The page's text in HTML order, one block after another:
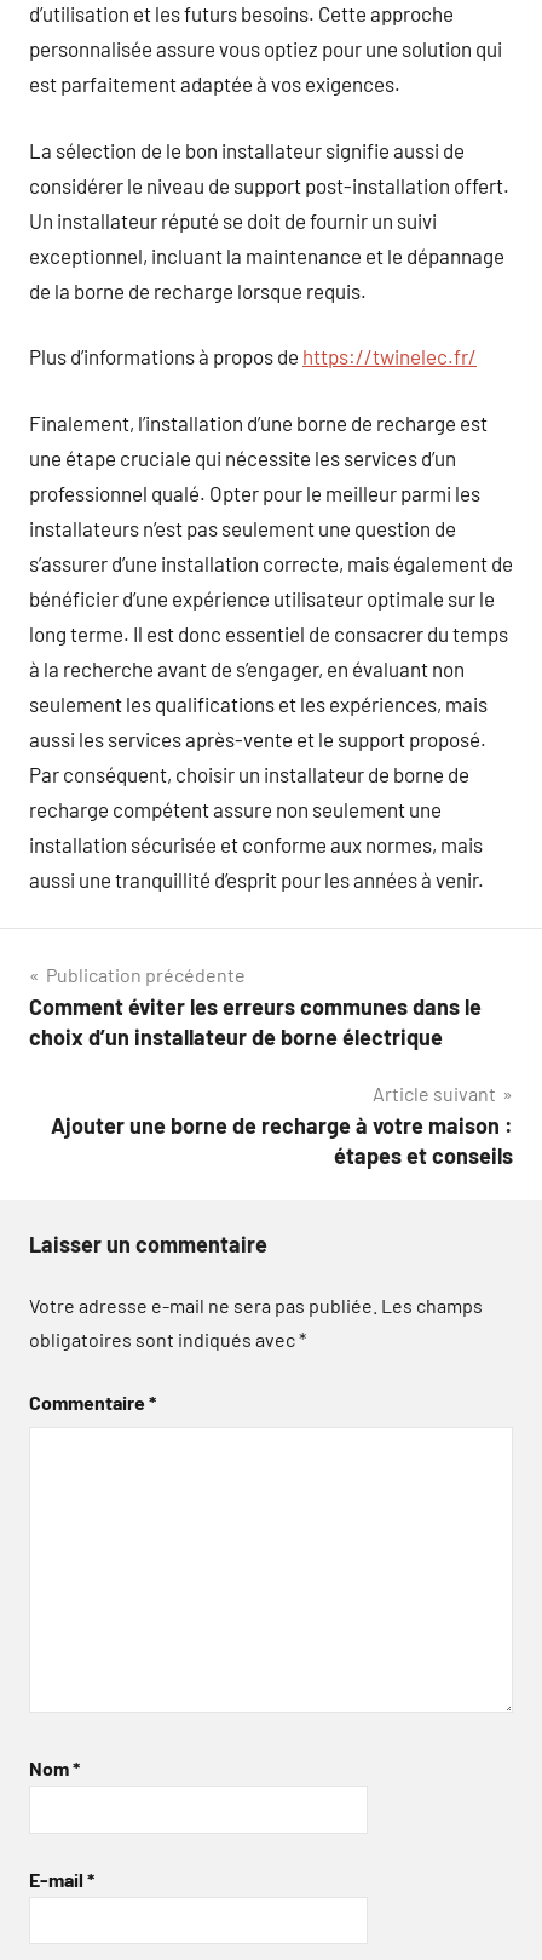
d’utilisation et les futurs besoins. Cette approche
personnalisée assure vous optiez pour une solution qui
est parfaitement adaptée à vos exigences.
La sélection de le bon installateur signifie aussi de
considérer le niveau de support post-installation offert.
Un installateur réputé se doit de fournir un suivi
exceptionnel, incluant la maintenance et le dépannage
de la borne de recharge lorsque requis.
Plus d’informations à propos de https://twinelec.fr/
Finalement, l’installation d’une borne de recharge est
une étape cruciale qui nécessite les services d’un
professionnel qualé. Opter pour le meilleur parmi les
installateurs n’est pas seulement une question de
s’assurer d’une installation correcte, mais également de
bénéficier d’une expérience utilisateur optimale sur le
long terme. Il est donc essentiel de consacrer du temps
à la recherche avant de s’engager, en évaluant non
seulement les qualifications et les expériences, mais
aussi les services après-vente et le support proposé.
Par conséquent, choisir un installateur de borne de
recharge compétent assure non seulement une
installation sécurisée et conforme aux normes, mais
aussi une tranquillité d’esprit pour les années à venir.
Navigation
de
Publication précédente
Comment éviter les erreurs communes dans le
choix d’un installateur de borne électrique
Article suivant
Ajouter une borne de recharge à votre maison :
étapes et conseils
Laisser un commentaire
Votre adresse e-mail ne sera pas publiée. Les champs
obligatoires sont indiqués avec*
Commentaire*
Nom*
E-mail *